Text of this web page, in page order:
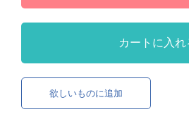
カートに入れ
欲しいものに追加